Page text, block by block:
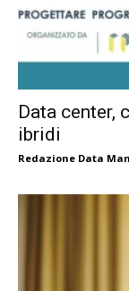
Data center,
ibridi
Redazione Data